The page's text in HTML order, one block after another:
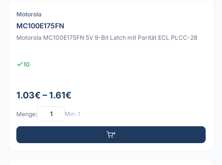
Motorola
MC100E175FN
Motorola MC100E175FN 5V 9-Bit Latch mit Parität ECL PLCC-28
10
1.03€ – 1.61€
Menge: Min: 1